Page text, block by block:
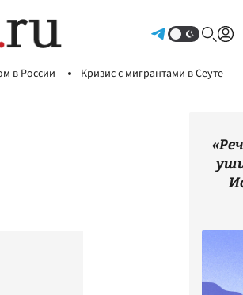
в России Кризис с мигрантами в Сеуте